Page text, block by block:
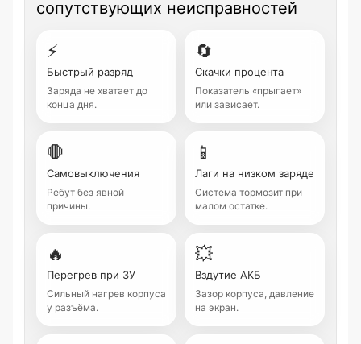
сопутствующих неисправностей
⚡
Быстрый разряд
Заряда не хватает до
конца дня.
🔄
Скачки процента
Показатель «прыгает»
или зависает.
🛑
Самовыключения
Ребут без явной
причины.
📱
Лаги на низком заряде
Система тормозит при
малом остатке.
🔥
Перегрев при ЗУ
Сильный нагрев корпуса
у разъёма.
💥
Вздутие АКБ
Зазор корпуса, давление
на экран.